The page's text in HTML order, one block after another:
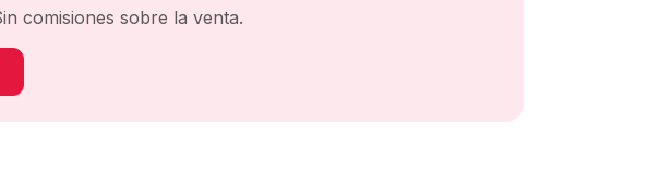
comisiones sobre la venta.